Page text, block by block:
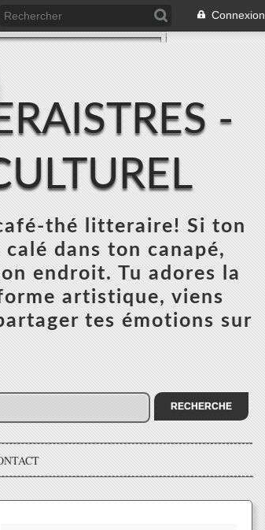
Connexion
-
thé litteraire! Si ton
dans ton canapé,
endroit. Tu adores la
artistique, viens
tes émotions sur